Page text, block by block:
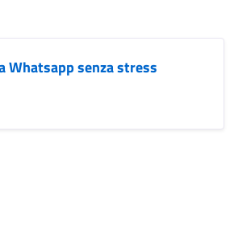
Whatsapp senza stress